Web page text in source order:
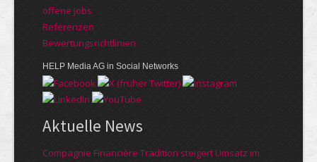
offene Jobs
Referenzen
Bewer­tungs­richt­linien
HELP Media AG in Social Networks
Aktuelle News
Compagnie Financière Tradition steigert Umsatz im